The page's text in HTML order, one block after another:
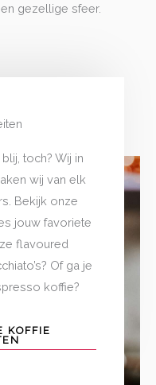
gezellige sfeer.
toch? Wij in
wij van elk
Bekijk onze
jouw favoriete
flavoured
Of ga je
koffie?
KOFFIE